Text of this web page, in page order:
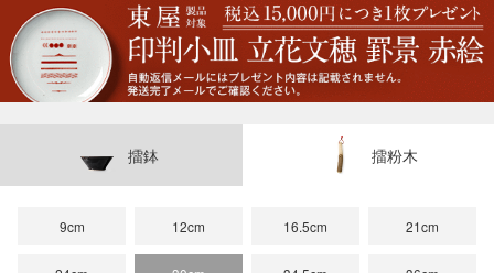
猪口
丑年 うし うし うし
寅年 大虎
擂鉢 擂粉木
9cm 12cm 16.5cm 21cm